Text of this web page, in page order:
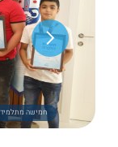
חמישה מתלמידי